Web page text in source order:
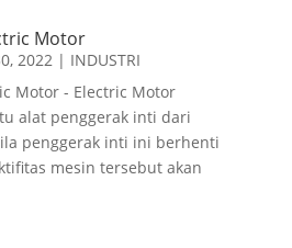
Motor
2022| INDUSTRI
Motor - Electric Motor
alat penggerak inti dari
penggerak inti ini berhenti
mesin tersebut akan